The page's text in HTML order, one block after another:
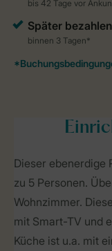
Dieser ebenerdige
zu 5 Personen.
Wohnzimmer.
mit Smart-TV und
Küche ist u.a. mit